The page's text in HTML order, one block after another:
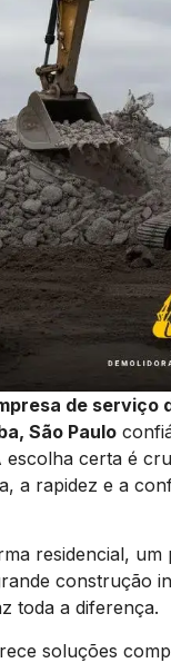
de serviço
São Paulo
escolha certa é
a rapidez e a
residencial, um
construção
toda a diferença.
soluções